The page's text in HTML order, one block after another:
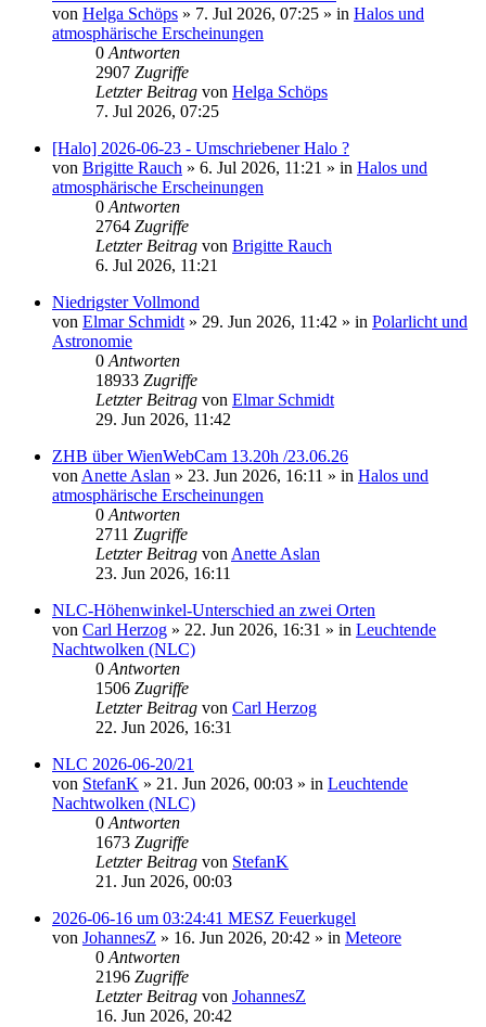
von Helga Schöps » 7. Jul 2026, 07:25 » in Halos und
atmosphärische Erscheinungen
0 Antworten
2907 Zugriffe
Letzter Beitrag von Helga Schöps
7. Jul 2026, 07:25
[Halo] 2026-06-23 - Umschriebener Halo ?
von Brigitte Rauch » 6. Jul 2026, 11:21 » in Halos und
atmosphärische Erscheinungen
0 Antworten
2764 Zugriffe
Letzter Beitrag von Brigitte Rauch
6. Jul 2026, 11:21
Niedrigster Vollmond
von Elmar Schmidt » 29. Jun 2026, 11:42 » in Polarlicht und
Astronomie
0 Antworten
18933 Zugriffe
Letzter Beitrag von Elmar Schmidt
29. Jun 2026, 11:42
ZHB über WienWebCam 13.20h /23.06.26
von Anette Aslan » 23. Jun 2026, 16:11 » in Halos und
atmosphärische Erscheinungen
0 Antworten
2711 Zugriffe
Letzter Beitrag von Anette Aslan
23. Jun 2026, 16:11
NLC-Höhenwinkel-Unterschied an zwei Orten
von Carl Herzog » 22. Jun 2026, 16:31 » in Leuchtende
Nachtwolken (NLC)
0 Antworten
1506 Zugriffe
Letzter Beitrag von Carl Herzog
22. Jun 2026, 16:31
NLC 2026-06-20/21
von StefanK » 21. Jun 2026, 00:03 » in Leuchtende
Nachtwolken (NLC)
0 Antworten
1673 Zugriffe
Letzter Beitrag von StefanK
21. Jun 2026, 00:03
2026-06-16 um 03:24:41 MESZ Feuerkugel
von JohannesZ » 16. Jun 2026, 20:42 » in Meteore
0 Antworten
2196 Zugriffe
Letzter Beitrag von JohannesZ
16. Jun 2026, 20:42